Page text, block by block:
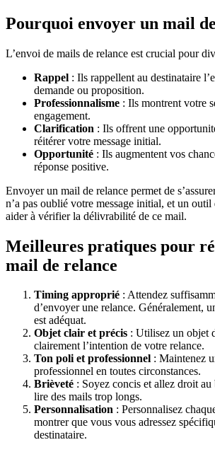
Pourquoi envoyer un mail
L’envoi de mails de relance est crucial pour
Rappel : Ils rappellent au destinataire
demande ou proposition.
Professionnalisme : Ils montrent votre
engagement.
Clarification : Ils offrent une
réitérer votre message initial.
Opportunité : Ils augmentent vos
réponse positive.
Envoyer un mail de relance permet de
n’a pas oublié votre message initial, et un outil
aider à vérifier la délivrabilité de ce mail.
Meilleures pratiques pour
mail de relance
Timing approprié : Attendez
d’envoyer une relance. Généralement,
est adéquat.
Objet clair et précis : Utilisez un objet
clairement l’intention de votre relance.
Ton poli et professionnel : Maintenez
professionnel en toutes circonstances.
Brièveté : Soyez concis et allez droit au
lire des mails trop longs.
Personnalisation : Personnalisez
montrer que vous vous adressez
destinataire.